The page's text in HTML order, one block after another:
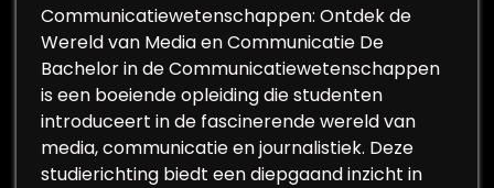
Communicatiewetenschappen: Ontdek de
Wereld van Media en Communicatie De
Bachelor in de Communicatiewetenschappen
is een boeiende opleiding die studenten
introduceert in de fascinerende wereld van
media, communicatie en journalistiek. Deze
studierichting biedt een diepgaand inzicht in